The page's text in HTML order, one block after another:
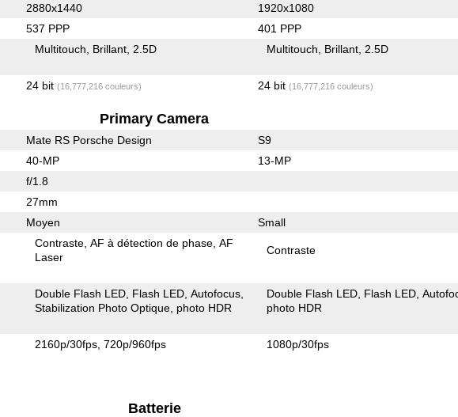
2880x1440 1920x1080
537 PPP 401 PPP
Multitouch Brillant 2.5D Multitouch Brillant 2.5D
24 bit (16,777,216 couleurs) 24 bit (16,777,216 couleurs)
Primary Camera
Mate RS Porsche Design S9
40-MP 13-MP
f/1.8
27mm
Moyen Small
Contraste AF à détection de phase AF
Laser
Contraste
Double Flash LED Flash LED Autofocus
Stabilization Photo Optique photo HDR
Double Flash LED Flash LED
photo HDR
2160p/30fps 720p/960fps 1080p/30fps
Batterie